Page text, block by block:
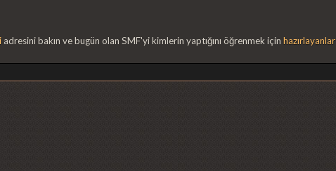
adresini bakın ve bugün olan SMF'yi kimlerin yaptığını öğrenmek içinhazırlayanlar